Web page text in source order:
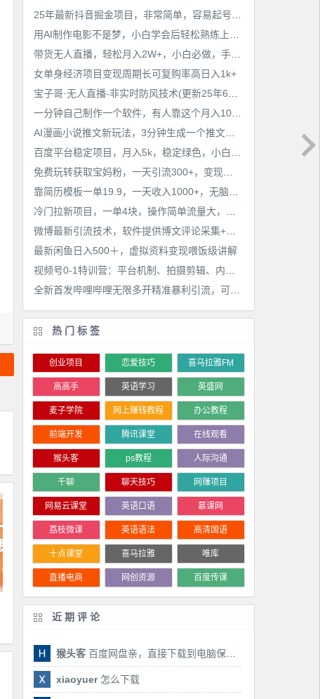
带货无人直播，轻松月入2W+，小白必做，手把手教学，无脑操作(附学习资料)
女单身经济项目变现周期长可复购率高日入1k+
一分钟自己制作一个软件，有人靠这个月入10W+
AI漫画小说推文新玩法，3分钟生成一个推文视频，保姆级教程【配项目操作和软件教程】
免费玩转获取宝妈粉，一天引流300+，变现超乎你想象
微博最新引流技术，软件提供博文评论采集+私信实现精准引流【揭秘】
最新闲鱼日入500＋，虚拟资料变现喂饭级讲解
全新首发哔哩哔哩无限多开精准暴利引流，可无限多开，抗封首发精品脚本
热门标签
创业项目 恋爱技巧 喜马拉雅FM
高高手 英语学习 英盛网
麦子学院 网上赚钱教程 办公教程
前端开发 腾讯课堂 在线观看
猴头客 ps教程 人际沟通
千聊 聊天技巧 网赚项目
网易云课堂 英语口语 慕课网
荔枝微课 英语语法 高清国语
十点课堂 喜马拉雅 唯库
直播电商 网创资源 百度传课
近期评论
猴头客百度网盘亲，直接下载到电脑保存亲，后期有课还会更新
xiaoyuer怎么下载